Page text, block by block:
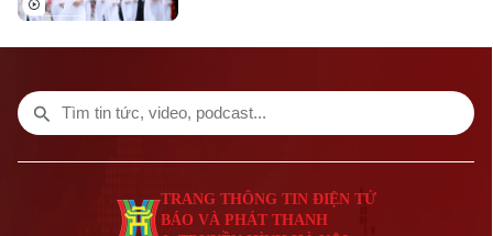
0865.116.699 (hotline)
Tòa soạn
0865.116.699
TRANG THÔNG TIN ĐIỆN TỬ
BÁO VÀ PHÁT THANH